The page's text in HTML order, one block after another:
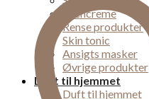
Øjencreme
Rense produkter
Skin tonic
Ansigts masker
Øvrige produkter
Duft til hjemmet
Duft til hjemmet